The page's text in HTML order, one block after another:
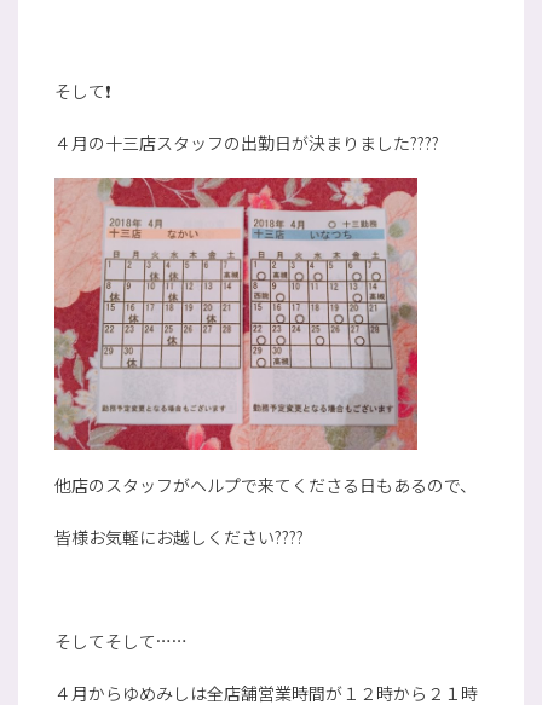
そして❗
４月の十三店スタッフの出勤日が決まりました????
他店のスタッフがヘルプで来てくださる日もあるので、
皆様お気軽にお越しください????
そしてそして……
４月からゆめみしは全店舗営業時間が１２時から２１時